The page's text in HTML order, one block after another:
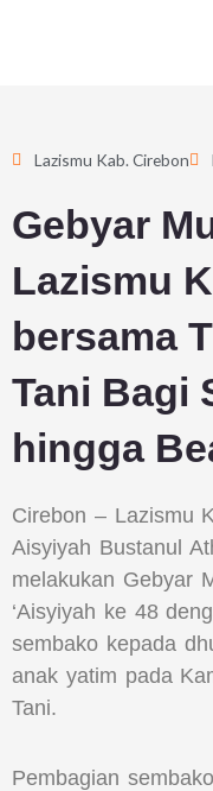
Lazismu Kab. Cirebon
Gebyar
Lazismu
bersama
Tani Bagi
hingga
Cirebon – Lazismu
Aisyiyah Bustanul
melakukan Gebyar
‘Aisyiyah ke 48
sembako kepada
anak yatim pada
Tani.
Pembagian